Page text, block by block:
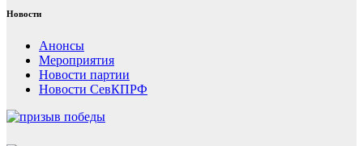
Новости
Анонсы
Мероприятия
Новости партии
Новости СевКПРФ